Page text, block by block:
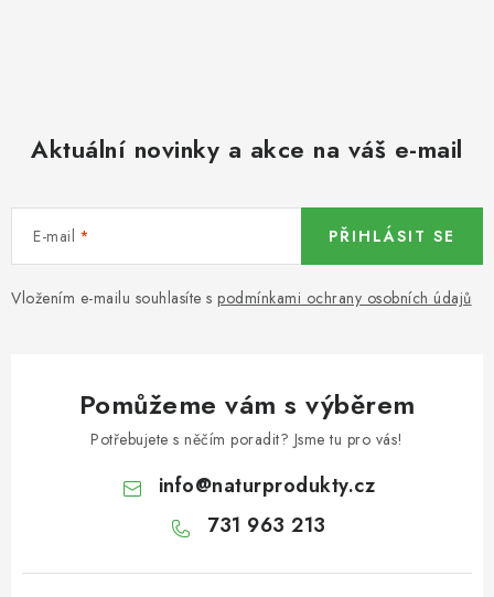
DÁRKOVÉ POUKAZY
OŘECHY NATURAL / MANDLE
OŘECHY NATURAL / KEŠU OŘECHY / KEŠU OŘECHY
CELÉ NATURAL
OŘECHY NATURAL / PODZEMNICE (ARAŠÍDY) /
PODZEMNICE OLEJNÁ BLANŠÍROVANÁ
Aktuální novinky a akce na váš e-mail
E-mail
Vložením e-mailu souhlasíte s podmínkami ochrany osobních údajů
PŘIHLÁSIT SE
Pomůžeme vám s výběrem
Potřebujete s něčím poradit? Jsme tu pro vás!
info@naturprodukty.cz
731 963 213